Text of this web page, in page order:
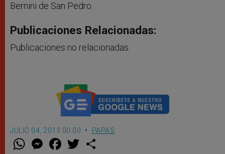
Bernini de San Pedro.
Publicaciones Relacionadas:
Publicaciones no relacionadas.
JULIO 04, 2013 00:00 PAPAS
W M
e
F
a w